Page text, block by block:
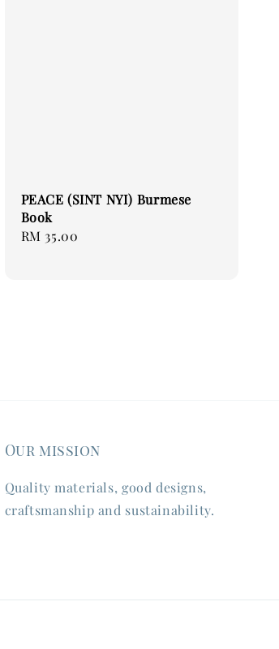
PEACE (SINT NYI) Burmese
Book
Regular
RM 35.00
Our mission
Quality materials, good designs,
craftsmanship and sustainability.